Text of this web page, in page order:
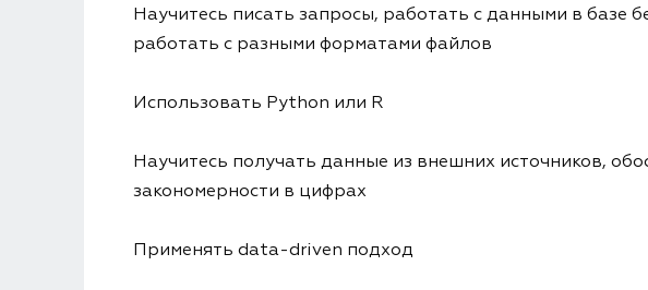
Научитесь писать запросы, работать с данными в базе
работать с разными форматами файлов
Использовать Python или R
Научитесь получать данные из внешних источников,
закономерности в цифрах
Применять data-driven подход